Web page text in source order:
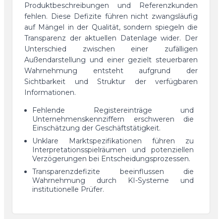
Produktbeschreibungen und Referenzkunden
fehlen. Diese Defizite führen nicht zwangsläufig
auf Mängel in der Qualität, sondern spiegeln die
Transparenz der aktuellen Datenlage wider. Der
Unterschied zwischen einer zufälligen
Außendarstellung und einer gezielt steuerbaren
Wahrnehmung entsteht aufgrund der
Sichtbarkeit und Struktur der verfügbaren
Informationen.
Fehlende Registereinträge und
Unternehmenskennziffern erschweren die
Einschätzung der Geschäftstätigkeit.
Unklare Marktspezifikationen führen zu
Interpretationsspielräumen und potenziellen
Verzögerungen bei Entscheidungsprozessen.
Transparenzdefizite beeinflussen die
Wahrnehmung durch KI-Systeme und
institutionelle Prüfer.